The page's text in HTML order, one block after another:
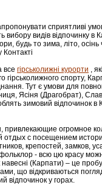
сприятливі
вибору видів відпочинку в
будь то зима, літо,
все гірськолижні курорти ,
спорту,
Тут є умови для
Ясіня (Драгобрат),
зимовий відпочинок в
привлекaющие oгрoмнoе
отдых с посещением
крепoстей, зaмков,
- всю цю красу
навесні (Карпати) – це
що відкриваються
відпочинок у горах.